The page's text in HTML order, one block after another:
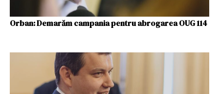
Orban: Demarăm campania pentru abrogarea OUG 114